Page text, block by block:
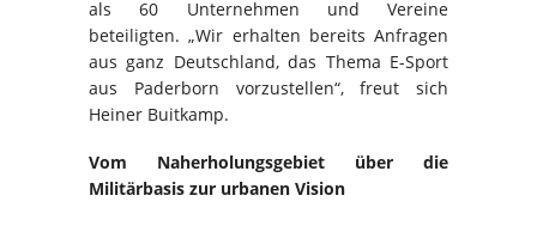
als 60 Unternehmen und Vereine
beteiligten. „Wir erhalten bereits Anfragen
aus ganz Deutschland, das Thema E-Sport
aus Paderborn vorzustellen“, freut sich
Heiner Buitkamp.
Vom Naherholungsgebiet über die
Militärbasis zur urbanen Vision